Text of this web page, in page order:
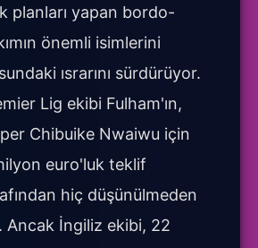
planları yapan bordo-
önemli isimlerini
ısrarını sürdürüyor.
Lig ekibi Fulham'ın,
Chibuike Nwaiwu için
euro'luk teklif
hiç düşünülmeden
Ancak İngiliz ekibi, 22